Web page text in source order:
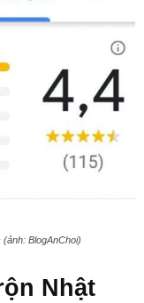
BlogAnChoi)
Nhật